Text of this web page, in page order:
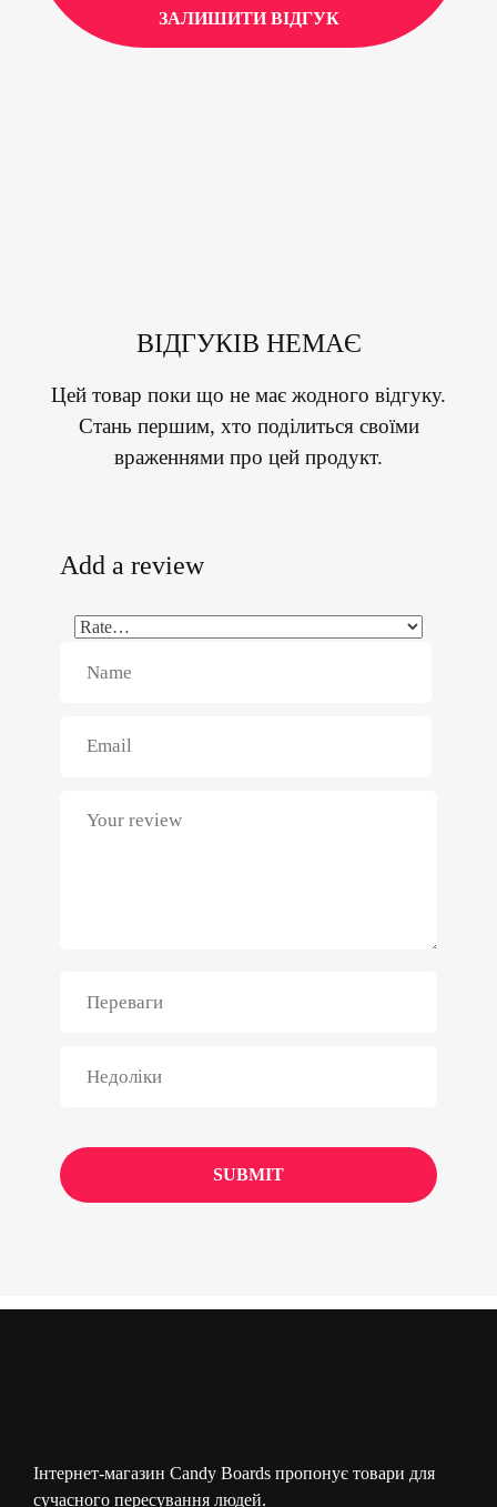
ЗАЛИШИТИ ВІДГУК
ВІДГУКІВ НЕМАЄ
Цей товар поки що не має жодного відгуку.
Стань першим, хто поділиться своїми
враженнями про цей продукт.
Add a review
Інтернет-магазин Candy Boards пропонує товари для
сучасного пересування людей.